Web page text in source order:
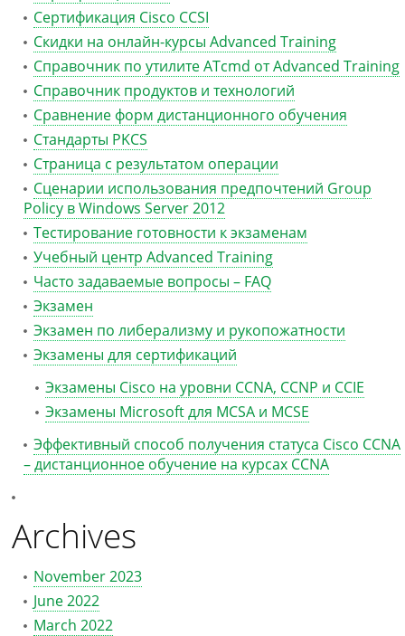
Сертификация Сisco CCSI
Скидки на онлайн-курсы Advanced Training
Справочник по утилите ATcmd от Advanced Training
Справочник продуктов и технологий
Сравнение форм дистанционного обучения
Стандарты PKCS
Страница с результатом операции
Сценарии использования предпочтений Group
Policy в Windows Server 2012
Тестирование готовности к экзаменам
Учебный центр Advanced Training
Часто задаваемые вопросы – FAQ
Экзамен
Экзамен по либерализму и рукопожатности
Экзамены для сертификаций
Экзамены Cisco на уровни CCNA, CCNP и CCIE
Экзамены Microsoft для MCSA и MCSE
Эффективный способ получения статуса Cisco CCNA
– дистанционное обучение на курсах CCNA
Archives
November 2023
June 2022
March 2022